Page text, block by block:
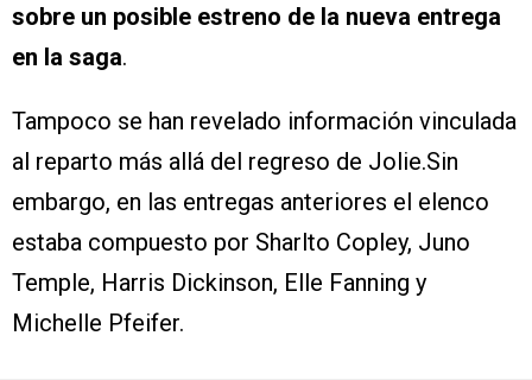
sobre un posible estreno de la nueva entrega
en la saga.
Tampoco se han revelado información vinculada
al reparto más allá del regreso de Jolie.Sin
embargo, en las entregas anteriores el elenco
estaba compuesto por Sharlto Copley, Juno
Temple, Harris Dickinson, Elle Fanning y
Michelle Pfeifer.